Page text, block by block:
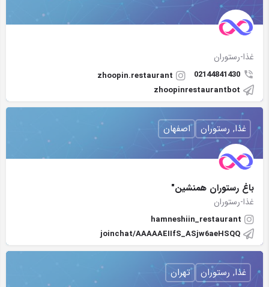
غذا-رستوران
02144841430
zhoopin.restaurant
zhoopinrestaurantbot
باغ رستوران همنشین"
غذا-رستوران
hamneshiin_restaurant
joinchat/AAAAAEIIfS_ASjw6aeHSQQ
غذا, رستوران اصفهان
غذا, رستوران تهران